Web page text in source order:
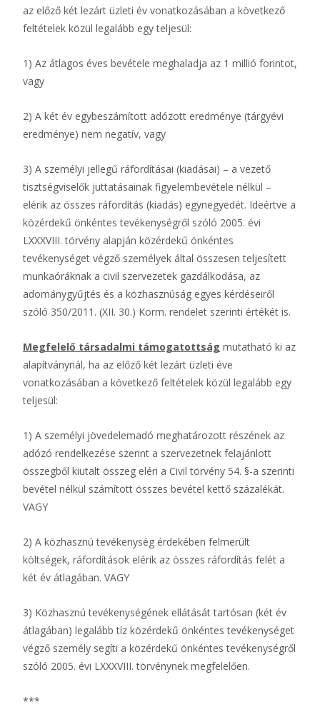
az előző két lezárt üzleti év vonatkozásában a következő
feltételek közül legalább egy teljesül:
1) Az átlagos éves bevétele meghaladja az 1 millió forintot,
vagy
2) A két év egybeszámított adózott eredménye (tárgyévi
eredménye) nem negatív, vagy
3) A személyi jellegű ráfordításai (kiadásai) – a vezető
tisztségviselők juttatásainak figyelembevétele nélkül –
elérik az összes ráfordítás (kiadás) egynegyedét. Ideértve a
közérdekű önkéntes tevékenységről szóló 2005. évi
LXXXVIII. törvény alapján közérdekű önkéntes
tevékenységet végző személyek által összesen teljesített
munkaóráknak a civil szervezetek gazdálkodása, az
adománygyűjtés és a közhasznúság egyes kérdéseiről
szóló 350/2011. (XII. 30.) Korm. rendelet szerinti értékét is.
Megfelelő társadalmi támogatottság mutatható ki az
alapítványnál, ha az előző két lezárt üzleti éve
vonatkozásában a következő feltételek közül legalább egy
teljesül:
1) A személyi jövedelemadó meghatározott részének az
adózó rendelkezése szerint a szervezetnek felajánlott
összegből kiutalt összeg eléri a Civil törvény 54. §-a szerinti
bevétel nélkül számított összes bevétel kettő százalékát.
VAGY
2) A közhasznú tevékenység érdekében felmerült
költségek, ráfordítások elérik az összes ráfordítás felét a
két év átlagában. VAGY
3) Közhasznú tevékenységének ellátását tartósan (két év
átlagában) legalább tíz közérdekű önkéntes tevékenységet
végző személy segíti a közérdekű önkéntes tevékenységről
szóló 2005. évi LXXXVIII. törvénynek megfelelően.
***